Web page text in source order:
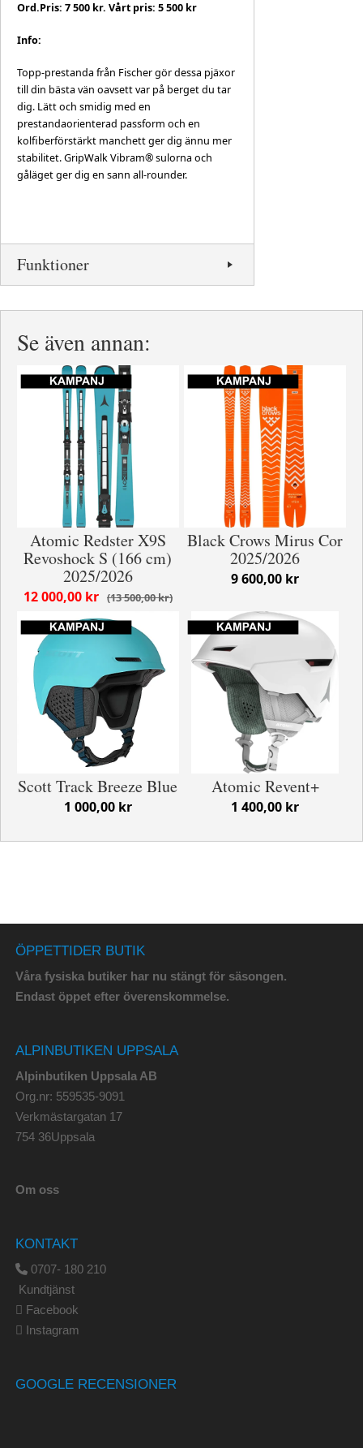
Ord.Pris: 7 500 kr. Vårt pris: 5 500 kr
Info:
Topp-prestanda från Fischer gör dessa pjäxor
till din bästa vän oavsett var på berget du tar
dig. Lätt och smidig med en
prestandaorienterad passform och en
kolfiberförstärkt manchett ger dig ännu mer
stabilitet. GripWalk Vibram® sulorna och
gåläget ger dig en sann all-rounder.
Funktioner
Se även annan:
Atomic Redster X9S
Revoshock S (166 cm)
2025/2026
13 500,00 kr
12 000,00 kr
Black Crows Mirus Cor
2025/2026
9 600,00 kr
Scott Track Breeze Blue
1 000,00 kr
Atomic Revent+
1 400,00 kr
ÖPPETTIDER BUTIK
Våra fysiska butiker har nu stängt för säsongen.
Endast öppet efter överenskommelse.
ALPINBUTIKEN UPPSALA
Alpinbutiken Uppsala AB
Org.nr: 559535-9091
Verkmästargatan 17
754 36Uppsala
Om oss
KONTAKT
0707- 180 210
Kundtjänst
Facebook
Instagram
GOOGLE RECENSIONER